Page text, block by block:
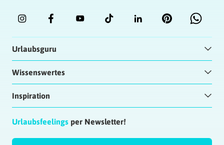
Urlaubsguru
Wissenswertes
Inspiration
Urlaubsfeelings per Newsletter!